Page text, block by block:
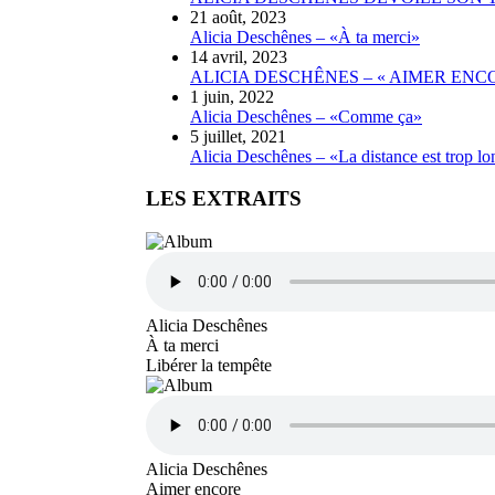
21 août, 2023
Alicia Deschênes – «À ta merci»
14 avril, 2023
ALICIA DESCHÊNES – « AIMER
1 juin, 2022
Alicia Deschênes – «Comme ça»
5 juillet, 2021
Alicia Deschênes – «La distance est trop
LES EXTRAITS
Alicia Deschênes
À ta merci
Libérer la tempête
Alicia Deschênes
Aimer encore